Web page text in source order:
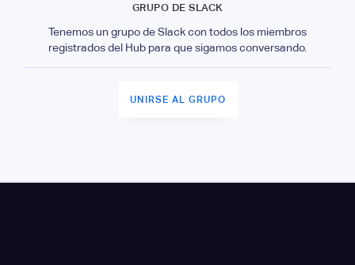
GRUPO DE SLACK
Tenemos un grupo de Slack con todos los miembros
registrados del Hub para que sigamos conversando.
UNIRSE AL GRUPO